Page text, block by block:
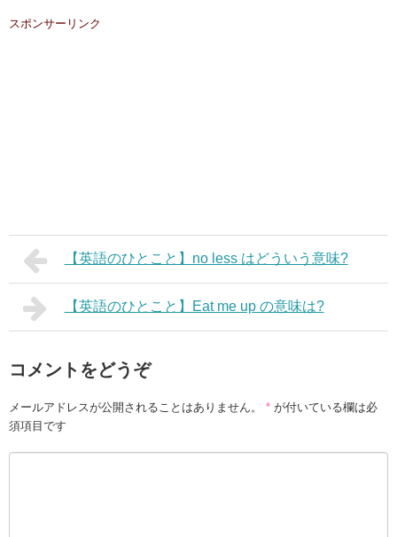
スポンサーリンク
【英語のひとこと】no less はどういう意味?
【英語のひとこと】Eat me up の意味は?
コメントをどうぞ
メールアドレスが公開されることはありません。 * が付いている欄は必
須項目です